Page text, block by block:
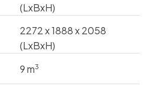
(LxBxH)​
​2272 x 1888 x 2058
(LxBxH)
9 m3